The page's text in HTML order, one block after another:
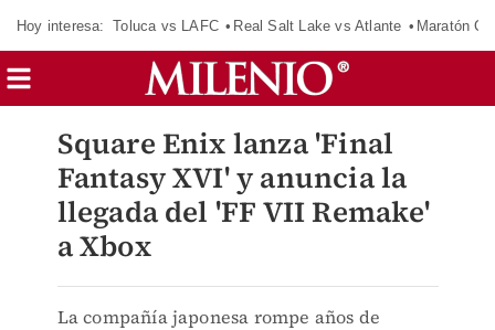
Hoy interesa: Toluca vs LAFC Real Salt Lake vs Atlante Maratón
Square Enix lanza 'Final
Fantasy XVI' y anuncia la
llegada del 'FF VII Remake'
a Xbox
La compañía japonesa rompe años de